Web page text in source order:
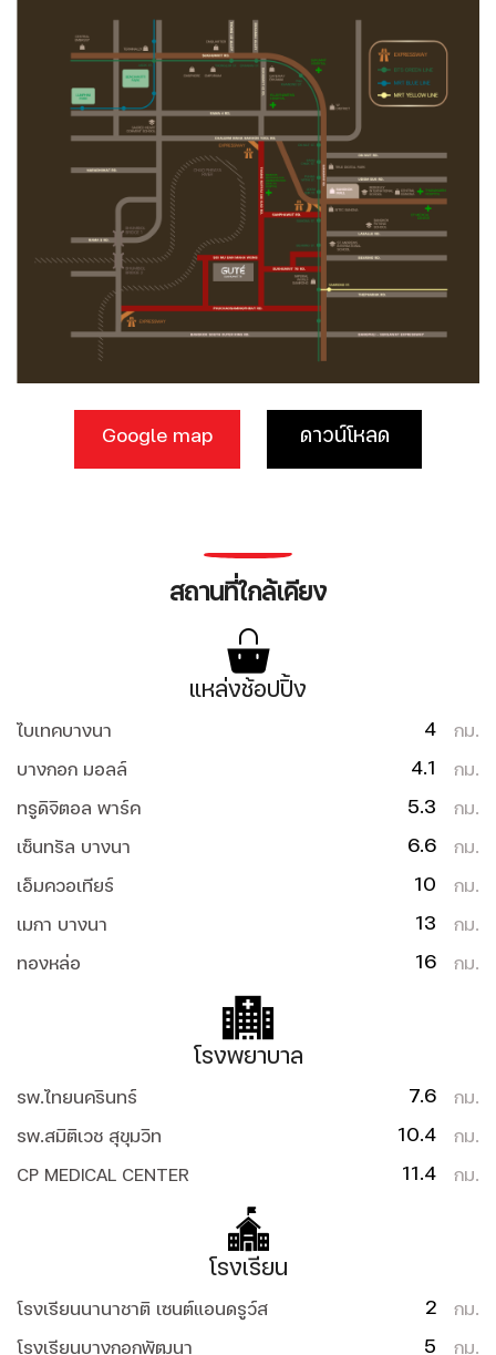
Google map ดาวน์โหลด
สถานที่ใกล้เคียง
แหล่งช้อปปิ้ง
ไบเทคบางนา 4 กม.
บางกอก มอลล์ 4.1 กม.
ทรูดิจิตอล พาร์ค 5.3 กม.
เซ็นทรัล บางนา 6.6 กม.
เอ็มควอเทียร์ 10 กม.
เมกา บางนา 13 กม.
ทองหล่อ 16 กม.
โรงพยาบาล
รพ.ไทยนครินทร์ 7.6 กม.
รพ.สมิติเวช สุขุมวิท 10.4 กม.
CP MEDICAL CENTER 11.4 กม.
โรงเรียน
โรงเรียนนานาชาติ เซนต์แอนดรูว์ส 2 กม.
โรงเรียนบางกอกพัฒนา 5 กม.